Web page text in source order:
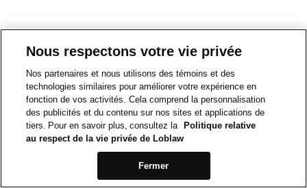
Nous respectons votre vie privée
Nos partenaires et nous utilisons des témoins et des
technologies similaires pour améliorer votre expérience en
fonction de vos activités. Cela comprend la personnalisation
des publicités et du contenu sur nos sites et applications de
tiers. Pour en savoir plus, consultez la
Politique relative
au respect de la vie privée de Loblaw
Fermer